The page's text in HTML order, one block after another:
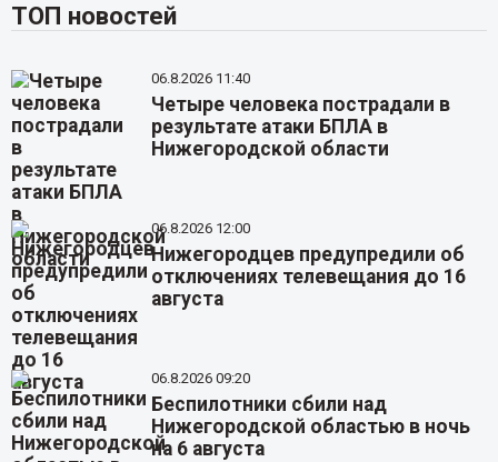
ТОП новостей
06.8.2026 11:40
Четыре человека пострадали в
результате атаки БПЛА в
Нижегородской области
06.8.2026 12:00
Нижегородцев предупредили об
отключениях телевещания до 16
августа
06.8.2026 09:20
Беспилотники сбили над
Нижегородской областью в ночь
на 6 августа